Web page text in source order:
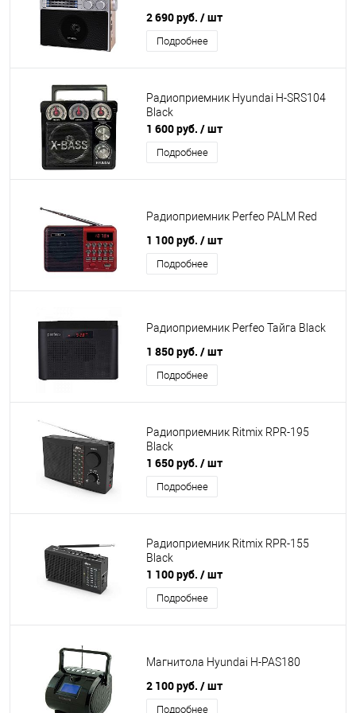
2 690 руб. / шт
Подробнее
Радиоприемник Hyundai H-SRS104
Black
1 600 руб. / шт
Подробнее
Радиоприемник Perfeo PALM Red
1 100 руб. / шт
Подробнее
Радиоприемник Perfeo Тайга Black
1 850 руб. / шт
Подробнее
Радиоприемник Ritmix RPR-195
Black
1 650 руб. / шт
Подробнее
Радиоприемник Ritmix RPR-155
Black
1 100 руб. / шт
Подробнее
Магнитола Hyundai H-PAS180
2 100 руб. / шт
Подробнее